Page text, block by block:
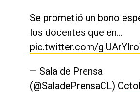
Se prometió un bono
los docentes que en…
pic.twitter.com/
— Sala de Prensa
(@SaladePrensaCL)